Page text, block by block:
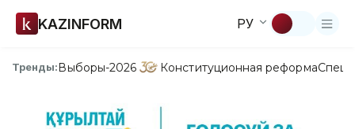
KAZINFORM РУ
Тренды:Выборы-2026 Конституционная реформа